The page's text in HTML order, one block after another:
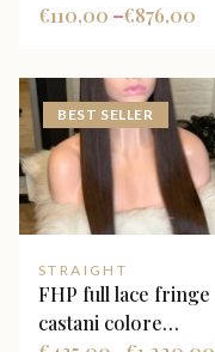
110,00
€ – 876,00
€
BEST SELLER
STRAIGHT
FHP full lace fringe
castani colore